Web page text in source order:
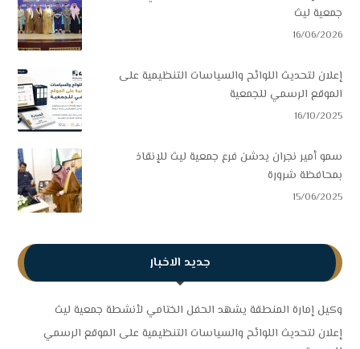
جمعية ليث
16/06/2026
إعلان لتحديث اللوائح والسياسات التنظيمية على
الموقع الرسمي للجمعية
16/10/2025
سمو أمير نجران يدشن فرع جمعية ليث للإنقاذ
بمحافظة شرورة
15/06/2025
جديد الاخبار
وكيل إمارة المنطقة يشهد الحفل الختامي لأنشطة جمعية ليث
إعلان لتحديث اللوائح والسياسات التنظيمية على الموقع الرسمي